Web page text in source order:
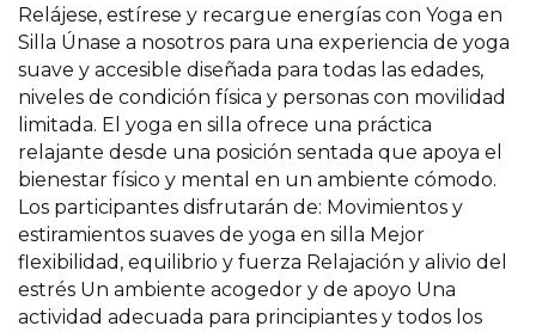
Relájese, estírese y recargue energías con Yoga en
Silla Únase a nosotros para una experiencia de yoga
suave y accesible diseñada para todas las edades,
niveles de condición física y personas con movilidad
limitada. El yoga en silla ofrece una práctica
relajante desde una posición sentada que apoya el
bienestar físico y mental en un ambiente cómodo.
Los participantes disfrutarán de: Movimientos y
estiramientos suaves de yoga en silla Mejor
flexibilidad, equilibrio y fuerza Relajación y alivio del
estrés Un ambiente acogedor y de apoyo Una
actividad adecuada para principiantes y todos los